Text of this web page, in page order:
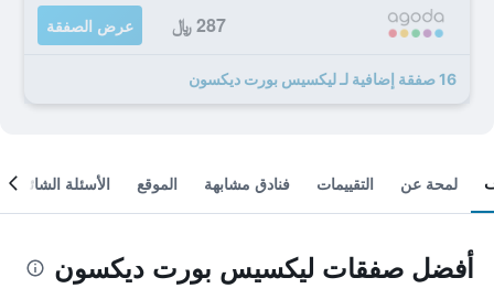
287 ﷼ عرض الصفقة
16 صفقة إضافية لـ ليكسيس بورت ديكسون
لمحة عن التقييمات فنادق مشابهة الموقع الأسئلة الشائعة
أفضل صفقات ليكسيس بورت ديكسون